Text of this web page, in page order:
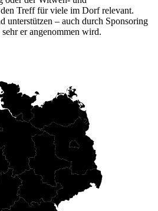
Treff für viele im Dorf relevant.
unterstützen – auch durch Sponsoring
er angenommen wird.